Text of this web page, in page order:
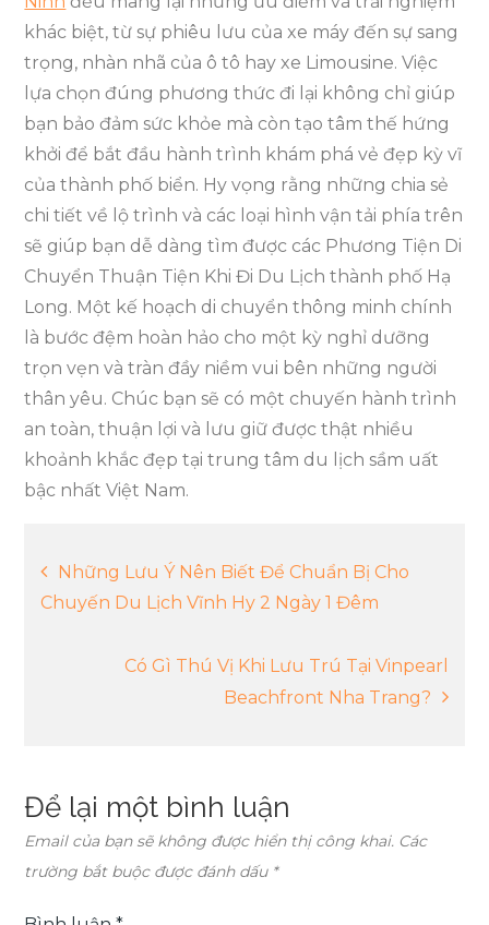
khác biệt, từ sự phiêu lưu của xe máy đến sự sang
trọng, nhàn nhã của ô tô hay xe Limousine. Việc
lựa chọn đúng phương thức đi lại không chỉ giúp
bạn bảo đảm sức khỏe mà còn tạo tâm thế hứng
khởi để bắt đầu hành trình khám phá vẻ đẹp kỳ vĩ
của thành phố biển. Hy vọng rằng những chia sẻ
chi tiết về lộ trình và các loại hình vận tải phía trên
sẽ giúp bạn dễ dàng tìm được các Phương Tiện Di
Chuyển Thuận Tiện Khi Đi Du Lịch thành phố Hạ
Long. Một kế hoạch di chuyển thông minh chính
là bước đệm hoàn hảo cho một kỳ nghỉ dưỡng
trọn vẹn và tràn đầy niềm vui bên những người
thân yêu. Chúc bạn sẽ có một chuyến hành trình
an toàn, thuận lợi và lưu giữ được thật nhiều
khoảnh khắc đẹp tại trung tâm du lịch sầm uất
bậc nhất Việt Nam.
Điều
hướng
Những Lưu Ý Nên Biết Để Chuẩn Bị Cho
Chuyến Du Lịch Vĩnh Hy 2 Ngày 1 Đêm
Có Gì Thú Vị Khi Lưu Trú Tại Vinpearl
Beachfront Nha Trang?
Để lại một bình luận
Email của bạn sẽ không được hiển thị công khai. Các
trường bắt buộc được đánh dấu *